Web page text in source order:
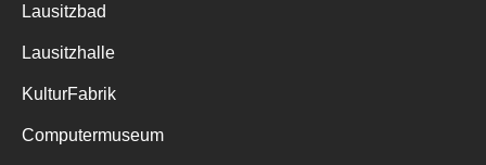
Lausitzbad
Lausitzhalle
KulturFabrik
Computermuseum